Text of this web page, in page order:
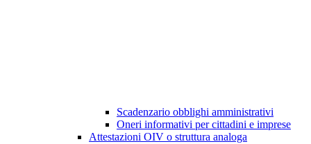
Scadenzario obblighi amministrativi
Oneri informativi per cittadini e imprese
Attestazioni OIV o struttura analoga